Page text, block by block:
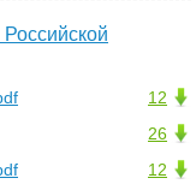
12
26
12